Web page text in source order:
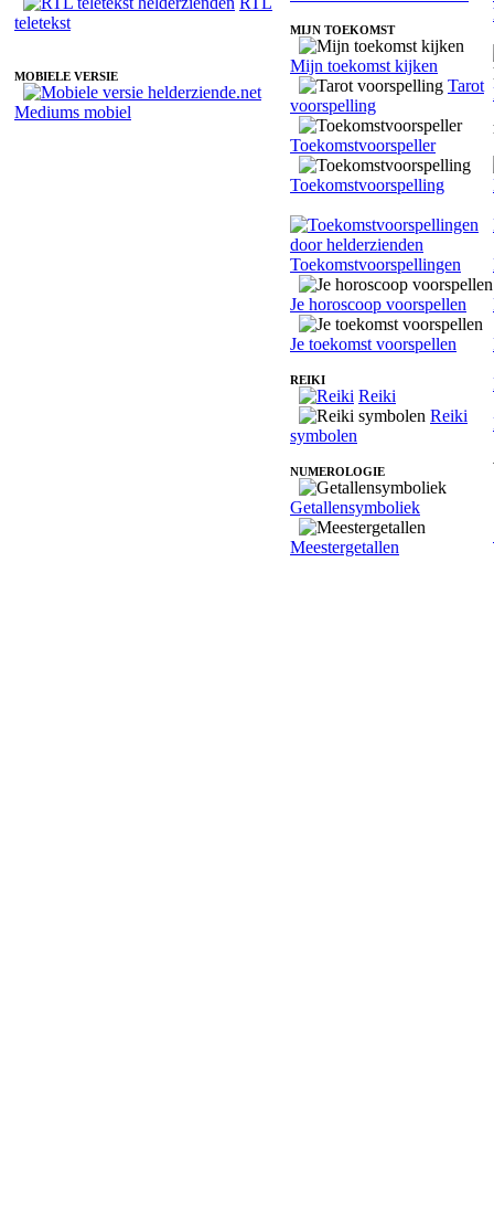
teletekst
MOBIELE VERSIE
Mediums mobiel
MIJN TOEKOMST
Mijn toekomst kijken
Tarot
voorspelling
Toekomstvoorspeller
Toekomstvoorspelling
Toekomstvoorspellingen
Je horoscoop voorspellen
Je toekomst voorspellen
REIKI
Reiki
Reiki
symbolen
NUMEROLOGIE
Getallensymboliek
Meestergetallen